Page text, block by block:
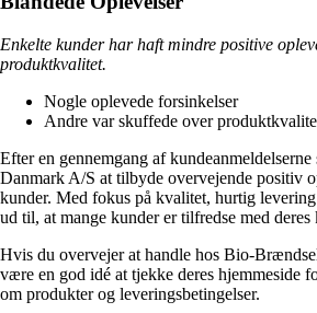
Enkelte kunder har haft mindre positive
produktkvalitet.
Nogle oplevede forsinkelser
Andre var skuffede over
Efter en gennemgang af
Danmark A/S at tilbyde overvejende positiv
kunder. Med fokus på kvalitet, hurtig
ud til, at mange kunder er tilfredse med
Hvis du overvejer at handle hos Bio-
være en god idé at tjekke deres hjemmeside
om produkter og leveringsbetingelser.